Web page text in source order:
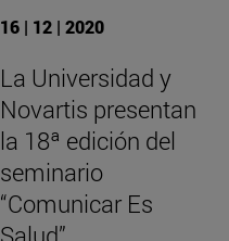
16 | 12 | 2020
La Universidad y
Novartis presentan
la 18ª edición del
seminario
“Comunicar Es